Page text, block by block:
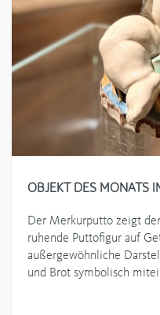
OBJEKT DES MONATS
Der Merkurputto zeigt
ruhende Puttofigur auf
außergewöhnliche
und Brot symbolisch